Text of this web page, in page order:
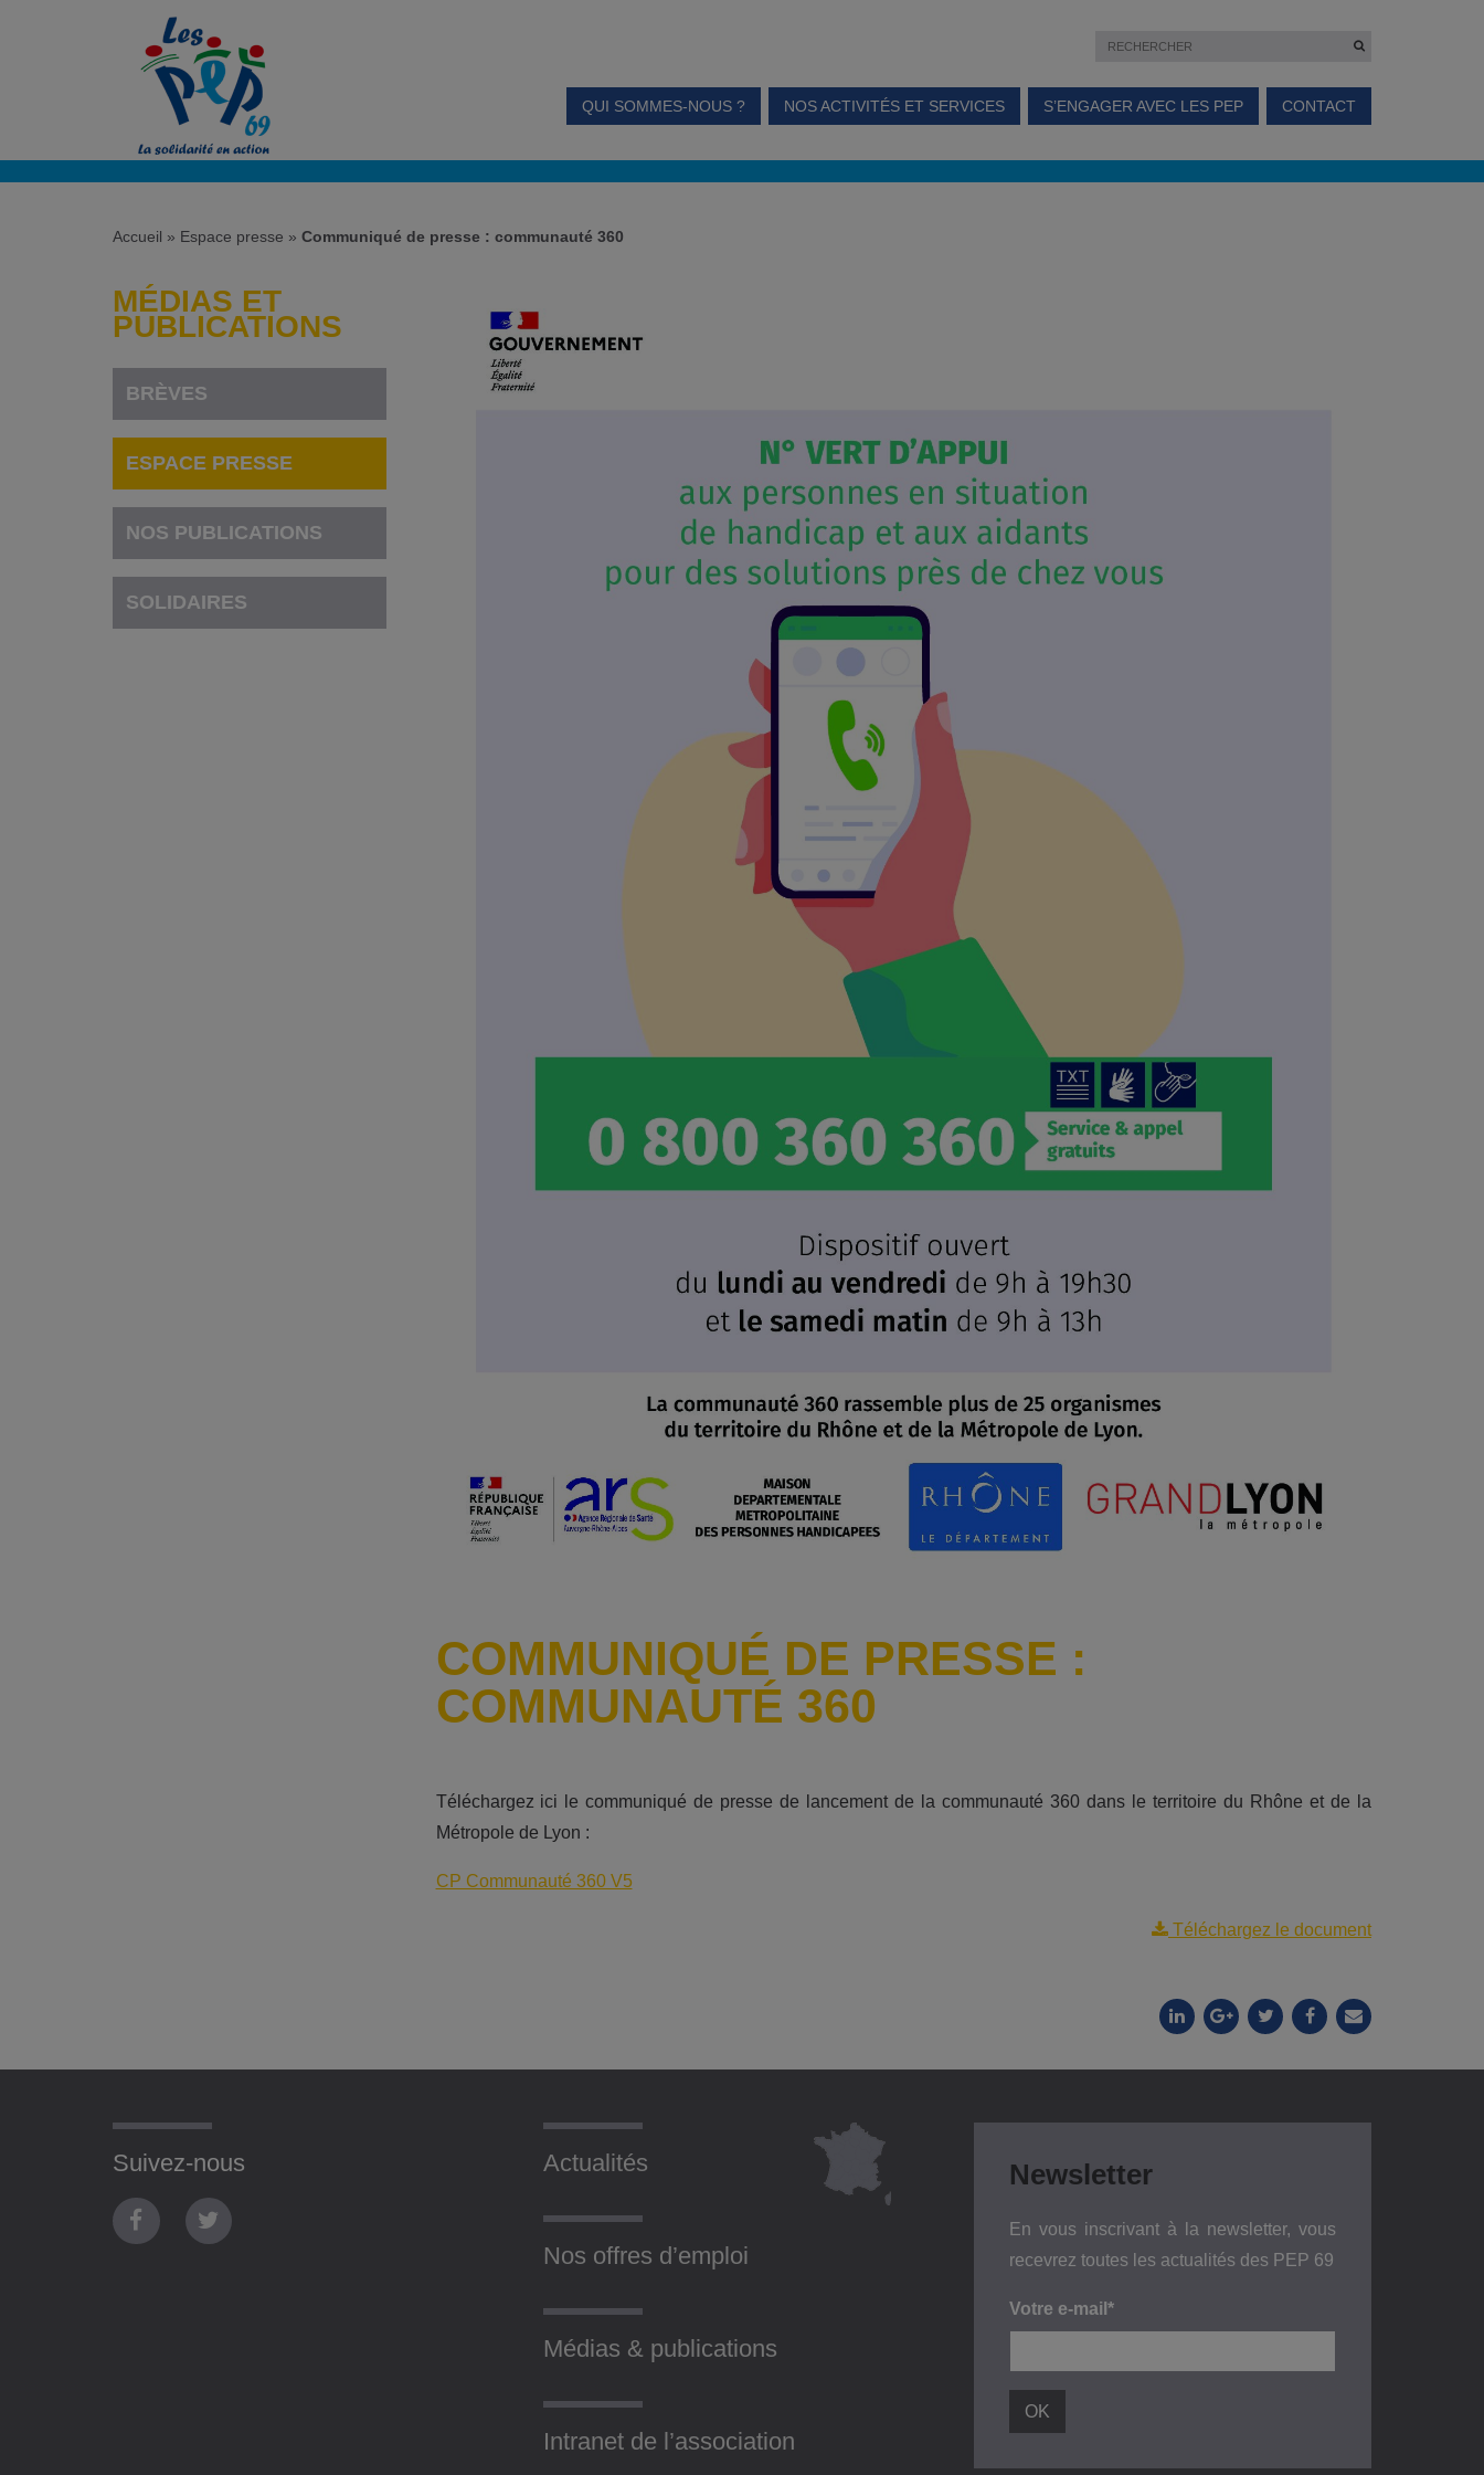
QUI SOMMES-NOUS ? NOS ACTIVITÉS ET SERVICES S’ENGAGER AVEC LES PEP CONTACT
Accueil » Espace presse » Communiqué de presse : communauté 360
MÉDIAS ET
PUBLICATIONS
BRÈVES
ESPACE PRESSE
NOS PUBLICATIONS
SOLIDAIRES
COMMUNIQUÉ DE PRESSE :
COMMUNAUTÉ 360
Téléchargez ici le communiqué de presse de lancement de la communauté 360 dans le territoire du Rhône et de la
Métropole de Lyon :
CP Communauté 360 V5
Téléchargez le document
Suivez-nous Actualités
Nos offres d’emploi
Médias & publications
Intranet de l’association
Newsletter
En vous inscrivant à la newsletter, vous
recevrez toutes les actualités des PEP 69
Votre e-mail*